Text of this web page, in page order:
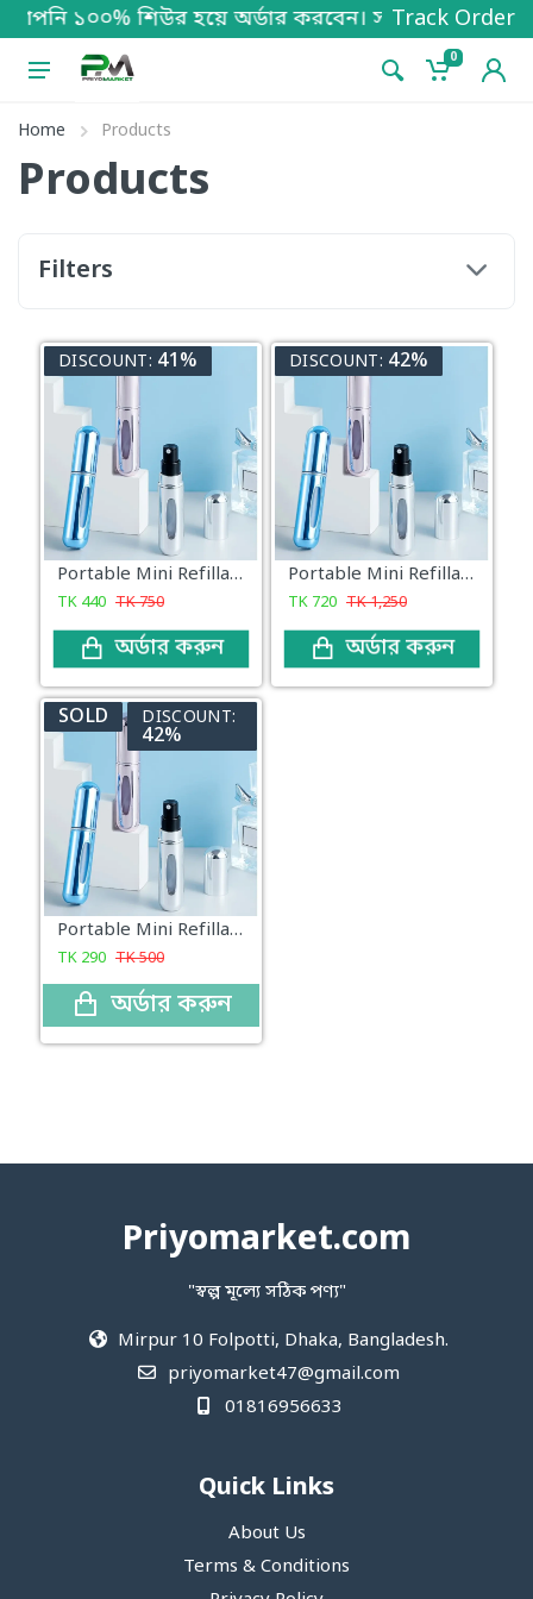
শিউর হয়ে অর্ডার করবেন। সারা দেশে ক্যাশ অন
Track Order
0
Home Products
Products
Filters
DISCOUNT: 41%
Portable Mini Refillable Perfume Bottle Spray Scent Pump Empty Atomizer Bottle (3 Pis)
TK 440 TK750
অর্ডার করুন
DISCOUNT: 42%
Portable Mini Refillable Perfume Bottle Spray Scent Pump Empty Atomizer Bottle (5 Pis)
TK 720 TK1,250
অর্ডার করুন
SOLD DISCOUNT:
42%
Portable Mini Refillable Perfume Bottle Spray Scent Pump Empty Atomizer Bottle (2 Pis)
TK 290 TK500
অর্ডার করুন
Priyomarket.com
"স্বল্প মূল্যে সঠিক পণ্য"
Mirpur 10 Folpotti, Dhaka, Bangladesh.
priyomarket47@gmail.com
01816956633
Quick Links
About Us
Terms & Conditions